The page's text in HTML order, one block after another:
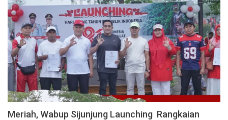
Meriah, Wabup Sijunjung Launching Rangkaian